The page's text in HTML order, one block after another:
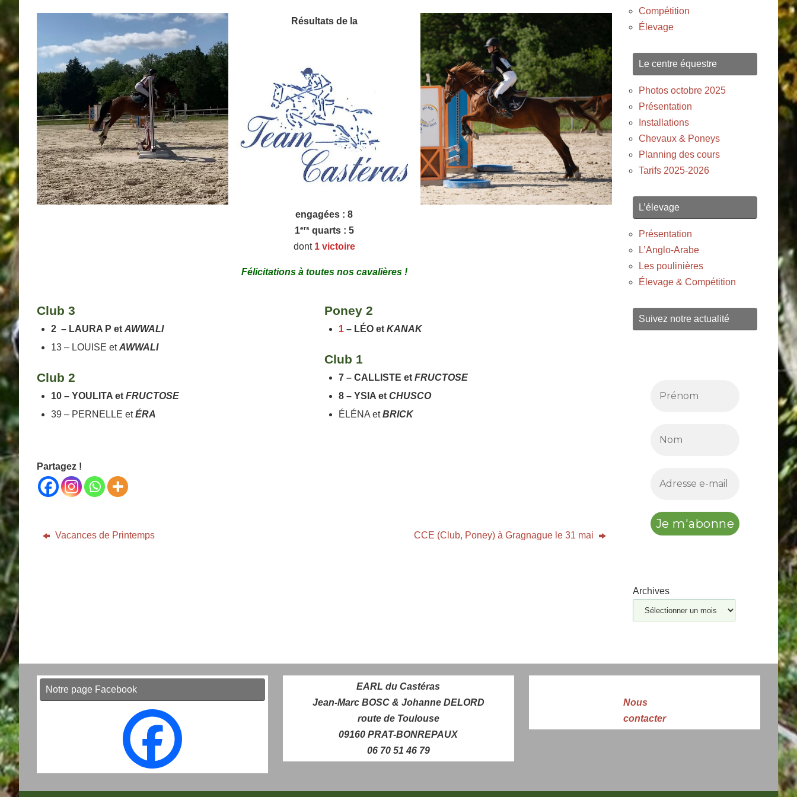
Résultats de la
engagées : 8
1ers quarts : 5
dont 1 victoire
Félicitations à toutes nos cavalières !
Club 3
2 – LAURA P et AWWALI
13 – LOUISE etAWWALI
Club 2
10 – YOULITA et FRUCTOSE
39 – PERNELLE etÉRA
Poney 2
1 – LÉO et KANAK
Club 1
7 – CALLISTE et FRUCTOSE
8 – YSIA et CHUSCO
ÉLÉNA etBRICK
Partagez !
Vacances de Printemps CCE (Club, Poney) à Gragnague le 31 mai
Compétition
Élevage
Le centre équestre
Photos octobre 2025
Présentation
Installations
Chevaux & Poneys
Planning des cours
Tarifs 2025-2026
L’élevage
Présentation
L’Anglo-Arabe
Les poulinières
Élevage & Compétition
Suivez notre actualité
Archives
Notre page Facebook
EARL du Castéras
Jean-Marc BOSC & Johanne DELORD
route de Toulouse
09160 PRAT-BONREPAUX
06 70 51 46 79
Nous
contacter